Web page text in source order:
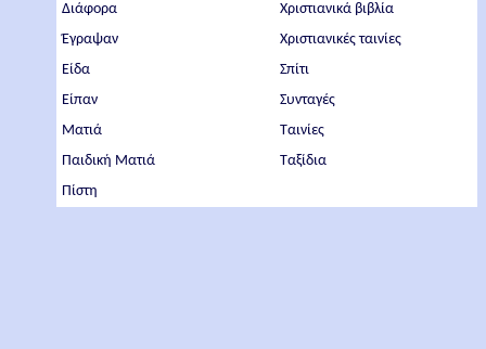
Διάφορα
Έγραψαν
Είδα
Είπαν
Ματιά
Παιδική Ματιά
Πίστη
Χριστιανικά βιβλία
Χριστιανικές ταινίες
Σπίτι
Συνταγές
Ταινίες
Ταξίδια